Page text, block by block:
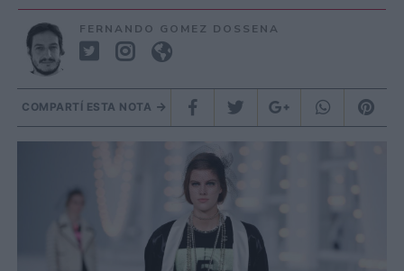
FERNANDO GOMEZ DOSSENA
COMPARTÍ ESTA NOTA